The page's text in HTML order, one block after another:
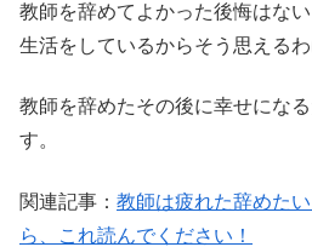
教師を辞めてよかった後悔はな
生活をしているからそう思えるわ
教師を辞めたその後に幸せにな
す。
関連記事： 教師は疲れた辞めた
ら、これ読んでください！